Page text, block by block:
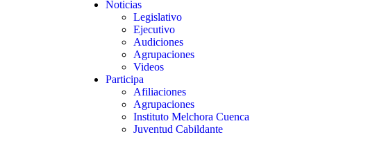
Noticias
Legislativo
Ejecutivo
Audiciones
Agrupaciones
Videos
Participa
Afiliaciones
Agrupaciones
Instituto Melchora Cuenca
Juventud Cabildante